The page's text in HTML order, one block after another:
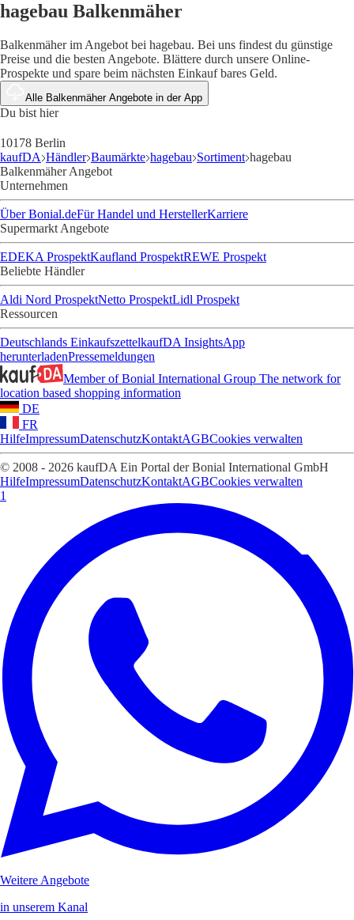
hagebau Balkenmäher
Balkenmäher im Angebot bei hagebau. Bei uns findest du günstige
Preise und die besten Angebote. Blättere durch unsere Online-
Prospekte und spare beim nächsten Einkauf bares Geld.
Alle Balkenmäher Angebote in der App
Du bist hier
10178 Berlin
kaufDA Händler Baumärkte hagebau Sortiment hagebau
Balkenmäher Angebot
Unternehmen
Über Bonial.deFür Handel und HerstellerKarriere
Supermarkt Angebote
EDEKA ProspektKaufland ProspektREWE Prospekt
Beliebte Händler
Aldi Nord ProspektNetto ProspektLidl Prospekt
Ressourcen
Deutschlands EinkaufszettelkaufDA InsightsApp
herunterladenPressemeldungen
Member of Bonial International Group The network for
location based shopping information
DE
FR
HilfeImpressumDatenschutzKontaktAGBCookies verwalten
© 2008 - 2026 kaufDA Ein Portal der Bonial International GmbH
HilfeImpressumDatenschutzKontaktAGBCookies verwalten
1
Weitere Angebote
in unserem Kanal